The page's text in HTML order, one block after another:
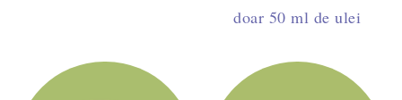
doar 50 ml de ulei